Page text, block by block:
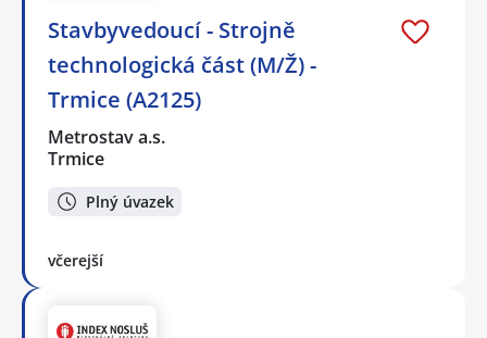
Stavbyvedoucí - Strojně
technologická část (M/Ž) -
Trmice (A2125)
Metrostav a.s.
Trmice
Plný úvazek
včerejší